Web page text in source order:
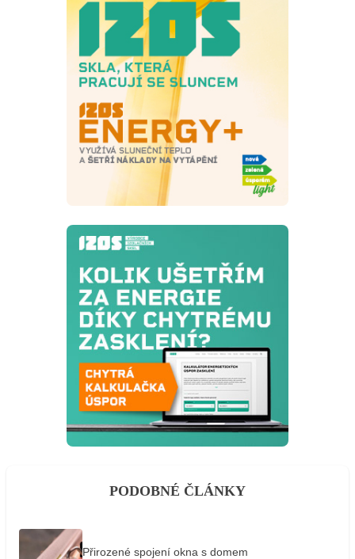
PODOBNÉ ČLÁNKY
Přirozené spojení okna s domem